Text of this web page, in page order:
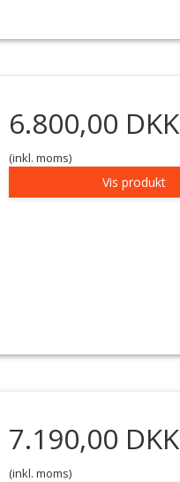
6.800,00 DKK
(inkl. moms)
Vis produkt
7.190,00 DKK
(inkl. moms)